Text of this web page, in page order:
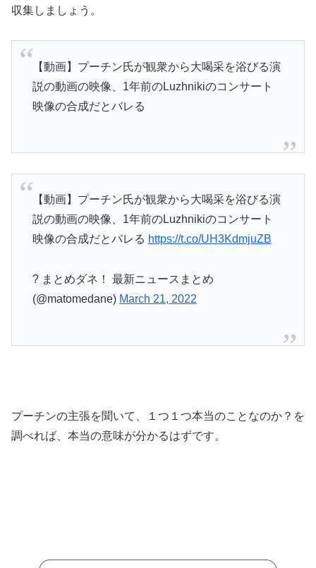
収集しましょう。
【動画】プーチン氏が観衆から大喝采を浴びる演
説の動画の映像、1年前のLuzhnikiのコンサート
映像の合成だとバレる
【動画】プーチン氏が観衆から大喝采を浴びる演
説の動画の映像、1年前のLuzhnikiのコンサート
映像の合成だとバレる https://t.co/UH3KdmjuZB
? まとめダネ！ 最新ニュースまとめ
(@matomedane) March 21, 2022
プーチンの主張を聞いて、１つ１つ本当のことなのか？を
調べれば、本当の意味が分かるはずです。